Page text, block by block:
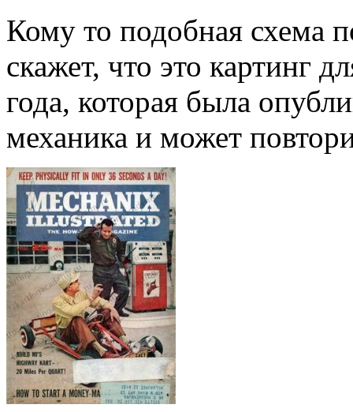
Кому то подобная схема
скажет, что это картинг
года, которая была
механика и может